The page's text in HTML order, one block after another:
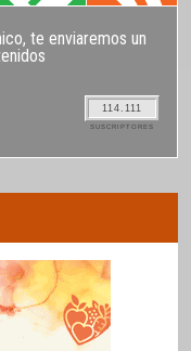
te enviaremos un
114.111
SUSCRIPTORES